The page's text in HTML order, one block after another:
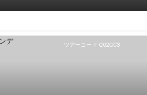
ツアーコード Q02GC3